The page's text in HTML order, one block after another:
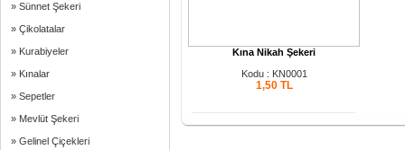
» Sünnet Şekeri
» Çikolatalar
» Kurabiyeler
» Kınalar
» Sepetler
» Mevlüt Şekeri
» Gelinel Çiçekleri
Kına Nikah Şekeri
Kodu : KN0001
1,50TL